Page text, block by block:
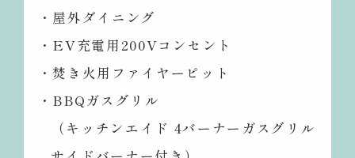
・屋外ダイニング
・EV充電用200Vコンセント
・焚き火用ファイヤーピット
・BBQガスグリル
（キッチンエイド 4バーナーガスグリル